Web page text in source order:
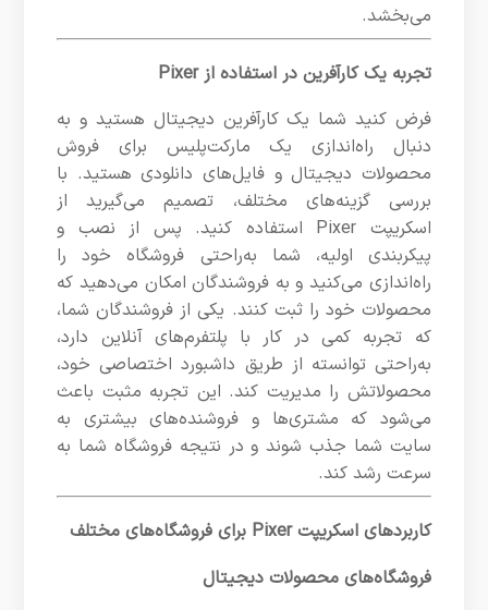
می‌بخشد.
تجربه یک کارآفرین در استفاده از Pixer
فرض کنید شما یک کارآفرین دیجیتال هستید و به
دنبال راه‌اندازی یک مارکت‌پلیس برای فروش
محصولات دیجیتال و فایل‌های دانلودی هستید. با
بررسی گزینه‌های مختلف، تصمیم می‌گیرید از
اسکریپت Pixer استفاده کنید. پس از نصب و
پیکربندی اولیه، شما به‌راحتی فروشگاه خود را
راه‌اندازی می‌کنید و به فروشندگان امکان می‌دهید که
محصولات خود را ثبت کنند. یکی از فروشندگان شما،
که تجربه کمی در کار با پلتفرم‌های آنلاین دارد،
به‌راحتی توانسته از طریق داشبورد اختصاصی خود،
محصولاتش را مدیریت کند. این تجربه مثبت باعث
می‌شود که مشتری‌ها و فروشنده‌های بیشتری به
سایت شما جذب شوند و در نتیجه فروشگاه شما به
سرعت رشد کند.
کاربردهای اسکریپت Pixer برای فروشگاه‌های مختلف
فروشگاه‌های محصولات دیجیتال